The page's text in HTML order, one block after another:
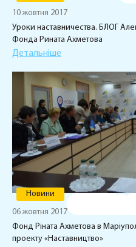
10 жовтня 2017
Уроки наставничества. БЛОГ
Фонда Рината Ахметова
Детальніше
Новини
06 жовтня 2017
Фонд Ріната Ахметова в
проекту «Наставництво»